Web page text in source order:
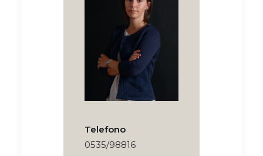
Telefono
0535/98816